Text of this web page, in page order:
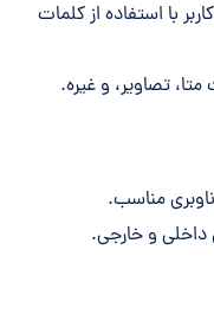
با استفاده از کلمات
تصاویر، و غیره.
مناسب.